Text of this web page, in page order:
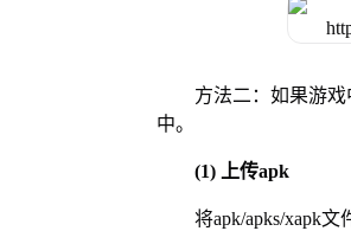
方法二：如果游
中。
(1) 上传apk
将apk/apks/xapk